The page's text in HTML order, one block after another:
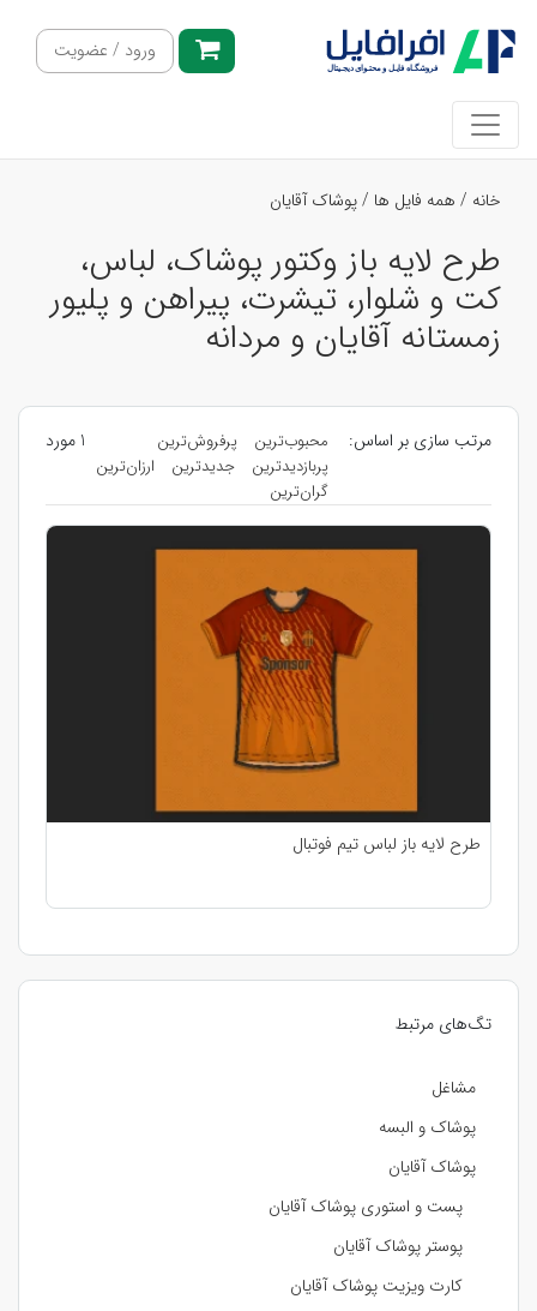
ورود / عضویت
خانه / همه فایل ها /پوشاک آقایان
طرح لایه باز وکتور پوشاک، لباس،
کت و شلوار، تیشرت، پیراهن و پلیور
زمستانه آقایان و مردانه
تگ‌های مرتبط
مشاغل
پوشاک و البسه
پوشاک آقایان
پست و استوری پوشاک آقایان
پوستر پوشاک آقایان
کارت ویزیت پوشاک آقایان
مرتب سازی بر اساس: محبوب‌ترین
پرفروش‌ترین
پربازدیدترین
جدیدترین
ارزان‌ترین
گران‌ترین
1 مورد
طرح لایه باز لباس تیم فوتبال